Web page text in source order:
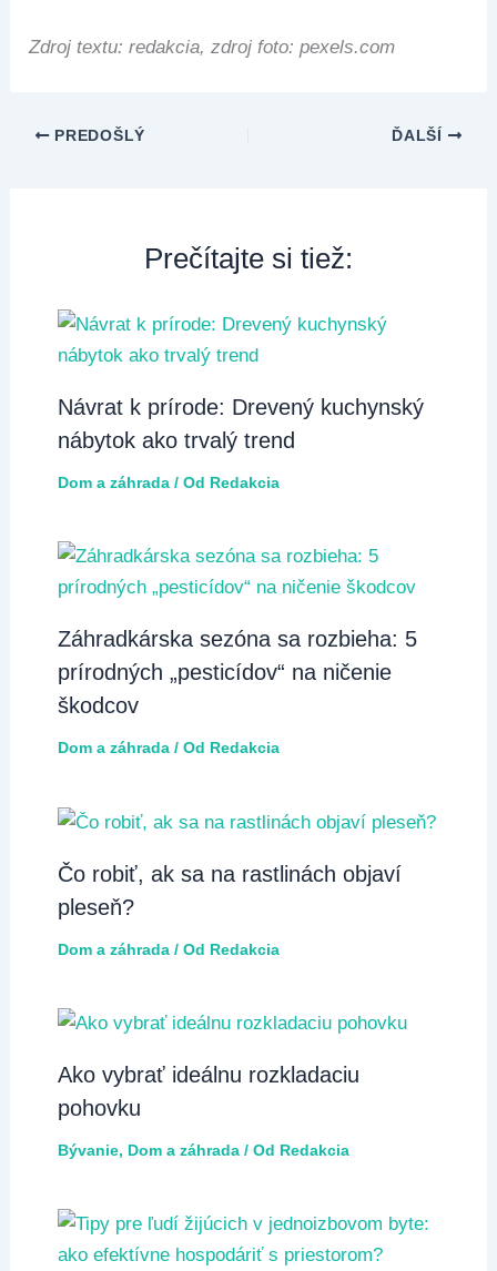
Zdroj textu: redakcia, zdroj foto: pexels.com
PREDOŠLÝ ĎALŠÍ
Prečítajte si tiež:
Návrat k prírode: Drevený kuchynský
nábytok ako trvalý trend
Dom a záhrada/ Od Redakcia
Záhradkárska sezóna sa rozbieha: 5
prírodných „pesticídov“ na ničenie
škodcov
Dom a záhrada/ Od Redakcia
Čo robiť, ak sa na rastlinách objaví
pleseň?
Dom a záhrada/ Od Redakcia
Ako vybrať ideálnu rozkladaciu
pohovku
Bývanie, Dom a záhrada/ Od Redakcia